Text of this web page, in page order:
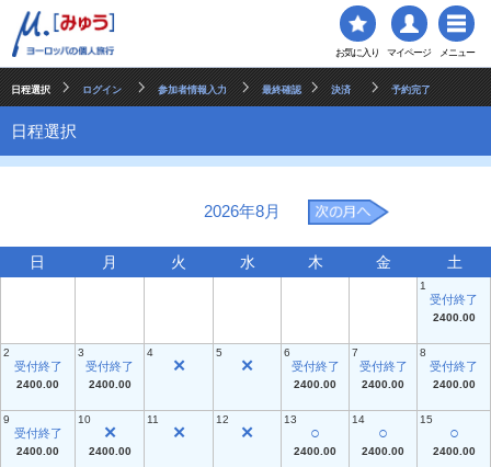
お気に入り マイページ メニュー
日程選択 ログイン 参加者情報入力 最終確認 決済 予約完了
日程選択
2026年8月
日 月 火 水 木 金 土
1
受付終了
2400.00
2
受付終了
2400.00
3
受付終了
2400.00
4
✕
5
✕
6
受付終了
2400.00
7
受付終了
2400.00
8
受付終了
2400.00
9
受付終了
2400.00
10
✕
2400.00
11
✕
12
✕
13
○
2400.00
14
○
2400.00
15
○
2400.00